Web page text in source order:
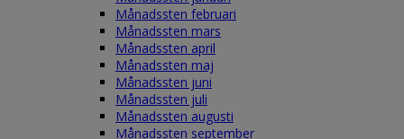
Månadssten februari
Månadssten mars
Månadssten april
Månadssten maj
Månadssten juni
Månadssten juli
Månadssten augusti
Månadssten september